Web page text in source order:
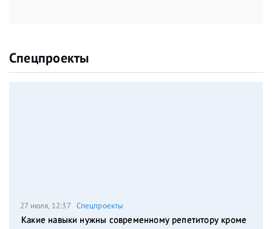
Спецпроекты
27 июля, 12:37 Спецпроекты
Какие навыки нужны современному репетитору кроме